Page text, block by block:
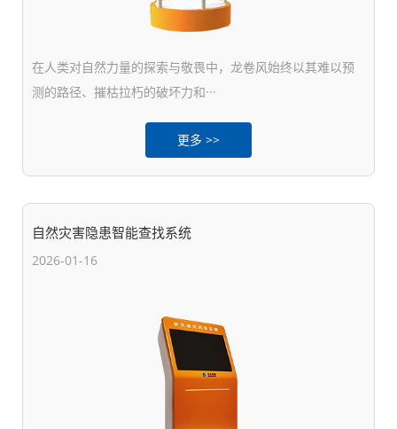
在人类对自然力量的探索与敬畏中，龙卷风始终以其难以预
测的路径、摧枯拉朽的破坏力和···
更多 >>
自然灾害隐患智能查找系统
2026-01-16